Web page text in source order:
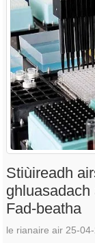
Stiùireadh
Fad-beatha
le rianaire air 25-